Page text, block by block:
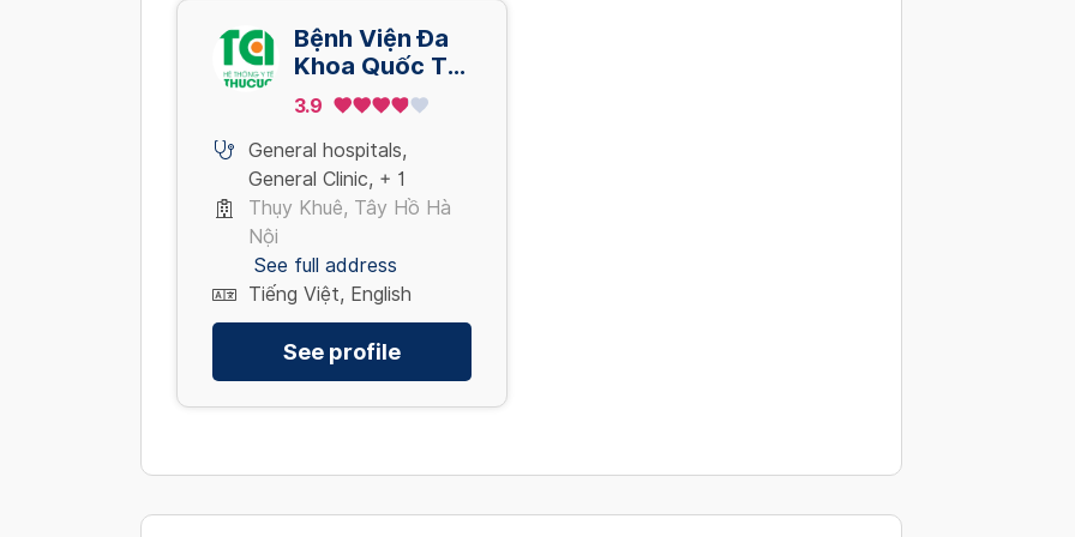
Bệnh Viện Đa
Khoa Quốc Tế
Thu Cúc - Cơ
sở 286 Thụy
Khuê - Tây Hồ
- Hà Nội
3.9
General hospitals,
General Clinic, + 1
Thụy Khuê, Tây Hồ Hà
Nội
See full address
Tiếng Việt, English
See profile